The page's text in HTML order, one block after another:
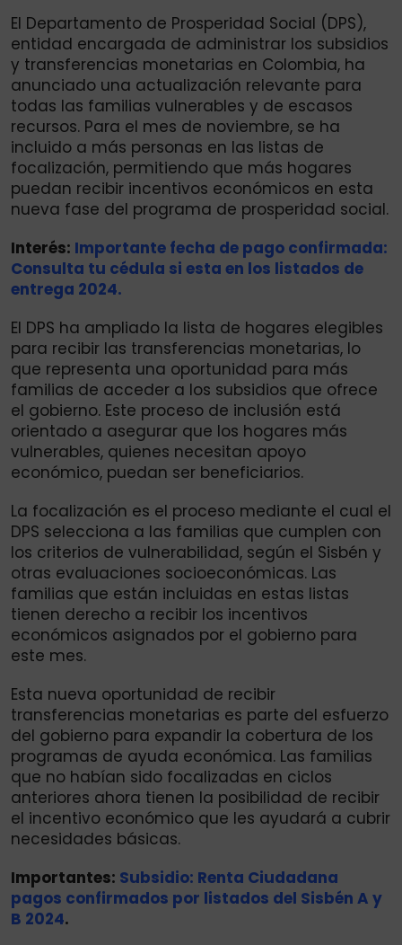
El Departamento de Prosperidad Social (DPS),
entidad encargada de administrar los subsidios
y transferencias monetarias en Colombia, ha
anunciado una actualización relevante para
todas las familias vulnerables y de escasos
recursos. Para el mes de noviembre, se ha
incluido a más personas en las listas de
focalización, permitiendo que más hogares
puedan recibir incentivos económicos en esta
nueva fase del programa de prosperidad social.
Interés: Importante fecha de pago confirmada:
Consulta tu cédula si esta en los listados de
entrega 2024.
El DPS ha ampliado la lista de hogares elegibles
para recibir las transferencias monetarias, lo
que representa una oportunidad para más
familias de acceder a los subsidios que ofrece
el gobierno. Este proceso de inclusión está
orientado a asegurar que los hogares más
vulnerables, quienes necesitan apoyo
económico, puedan ser beneficiarios.
La focalización es el proceso mediante el cual el
DPS selecciona a las familias que cumplen con
los criterios de vulnerabilidad, según el Sisbén y
otras evaluaciones socioeconómicas. Las
familias que están incluidas en estas listas
tienen derecho a recibir los incentivos
económicos asignados por el gobierno para
este mes.
Esta nueva oportunidad de recibir
transferencias monetarias es parte del esfuerzo
del gobierno para expandir la cobertura de los
programas de ayuda económica. Las familias
que no habían sido focalizadas en ciclos
anteriores ahora tienen la posibilidad de recibir
el incentivo económico que les ayudará a cubrir
necesidades básicas.
Importantes: Subsidio: Renta Ciudadana
pagos confirmados por listados del Sisbén A y
B 2024.